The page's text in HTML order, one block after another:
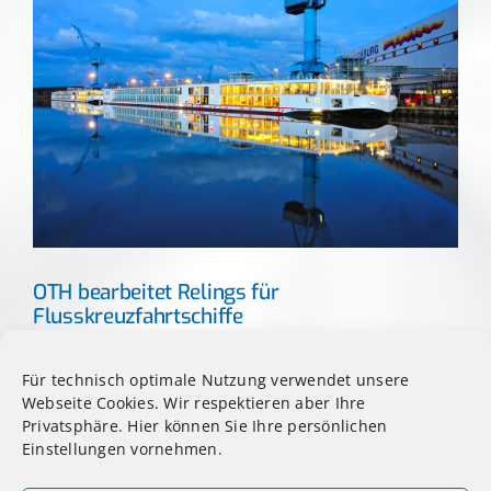
Für technisch optimale Nutzung verwendet unsere
Webseite Cookies. Wir respektieren aber Ihre
Privatsphäre. Hier können Sie Ihre persönlichen
Einstellungen vornehmen.
OTH bearbeitet Relings für
Flusskreuzfahrtschiffe
Über 800 Geländerteile elektropoliert – für fünf
„Viking Longships“ aus [...]